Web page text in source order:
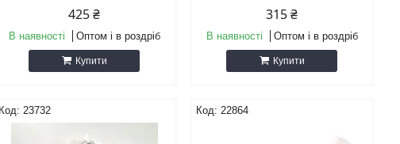
425 ₴
В наявності Оптом і в роздріб
Купити
315 ₴
В наявності Оптом і в роздріб
Купити
23732 22864